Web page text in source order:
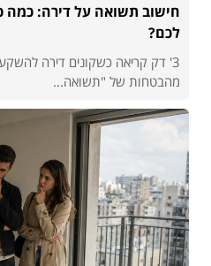
חישוב תשואה על דירה: כמה
לכם?
3' דק קריאה כשקונים דירה
מהבטחות של "תשואה...